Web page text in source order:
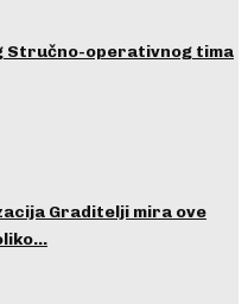
Stručno-operativnog tima
Graditelji mira ove